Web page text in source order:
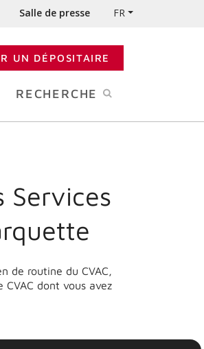
Salle de presse FR
UN DÉPOSITAIRE
RECHERCHE
Services
de routine du CVAC,
dont vous avez